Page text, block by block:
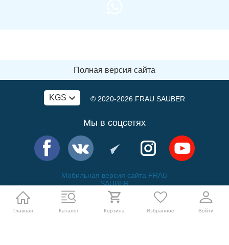
Полная версия сайта
KGS © 2020-2026 FRAU SAUBER
Мы в соцсетях
Мобильная версия сайта FRAU
SAUBER
Политика обработки персональных данных
Главная Каталог Корзина Избранное Войти